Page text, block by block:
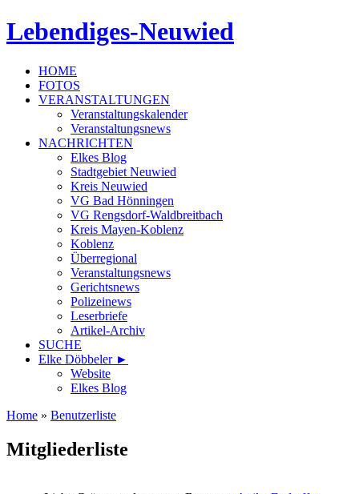
Lebendiges-Neuwied
HOME
FOTOS
VERANSTALTUNGEN
Veranstaltungskalender
Veranstaltungsnews
NACHRICHTEN
Elkes Blog
Stadtgebiet Neuwied
Kreis Neuwied
VG Bad Hönningen
VG Rengsdorf-Waldbreitbach
Kreis Mayen-Koblenz
Koblenz
Überregional
Veranstaltungsnews
Gerichtsnews
Polizeinews
Leserbriefe
Artikel-Archiv
SUCHE
Elke Döbbeler ►
Website
Elkes Blog
Home » Benutzerliste
Mitgliederliste